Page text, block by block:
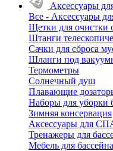
Аксессуары
Все - Аксессуары
Щетки для очистки
Штанги
Сачки для сброса
Шланги под
Термометры
Солнечный душ
Плавающие
Наборы для уборки
Зимняя консервация
Аксессуары для
Тренажеры для
Мебель для